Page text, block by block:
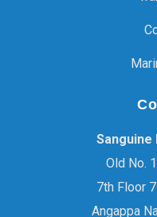
Old No.
7th Floor
Angappa